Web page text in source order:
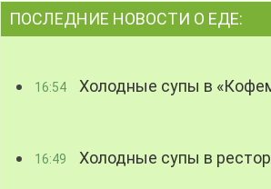
ПОСЛЕДНИЕ НОВОСТИ О ЕДЕ:
16:54 Холодные супы в
16:49 Холодные супы в